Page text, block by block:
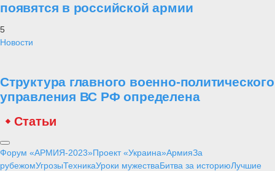
появятся в российской армии
5
Новости
Структура главного военно-политического
управления ВС РФ определена
Статьи
Форум «АРМИЯ-2023»Проект «Украина»АрмияЗа
рубежомУгрозыТехникаУроки мужестваБитва за историюЛучшие